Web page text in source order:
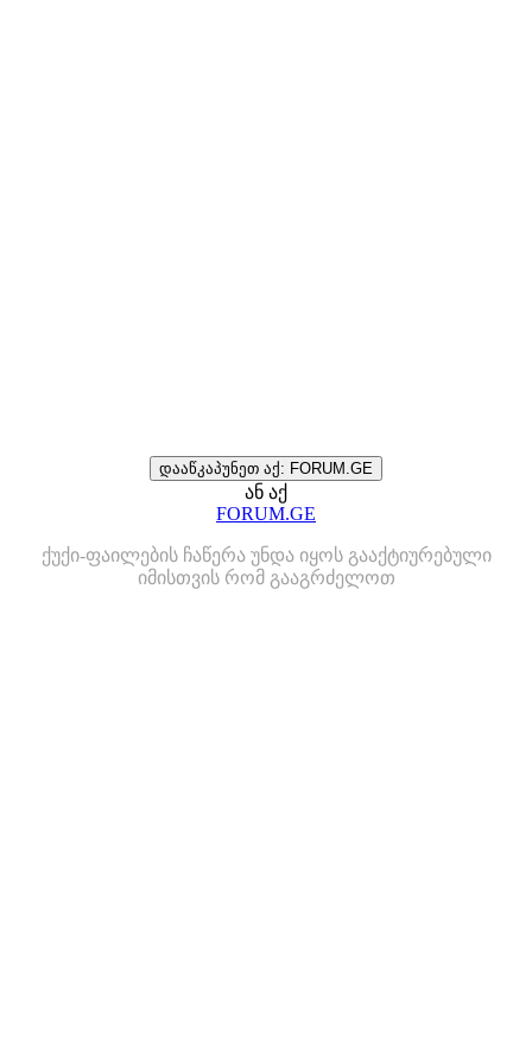
დააწკაპუნეთ აქ: FORUM.GE
ან აქ
FORUM.GE
ქუქი-ფაილების ჩაწერა უნდა იყოს გააქტიურებული
იმისთვის რომ გააგრძელოთ